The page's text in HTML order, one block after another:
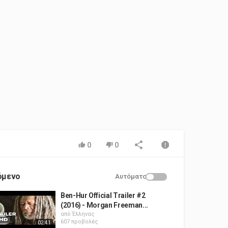
0 0
Αυτόματο
02:41
Ben-Hur Official Trailer #2
(2016) - Morgan Freeman...
απόΈλληνας
607 προβολές